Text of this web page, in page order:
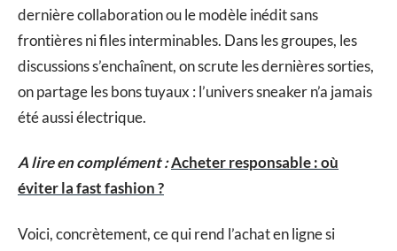
dernière collaboration ou le modèle inédit sans
frontières ni files interminables. Dans les groupes, les
discussions s’enchaînent, on scrute les dernières sorties,
on partage les bons tuyaux : l’univers sneaker n’a jamais
été aussi électrique.
A lire en complément :Acheter responsable : où
éviter la fast fashion ?
Voici, concrètement, ce qui rend l’achat en ligne si